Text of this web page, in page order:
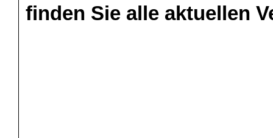
finden Sie alle aktuellen